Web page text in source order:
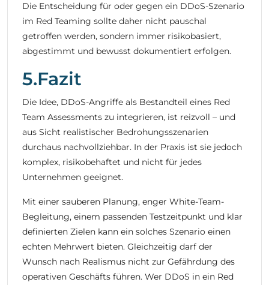
Die Entscheidung für oder gegen ein DDoS-Szenario
im Red Teaming sollte daher nicht pauschal
getroffen werden, sondern immer risikobasiert,
abgestimmt und bewusst dokumentiert erfolgen.
5.Fazit
Die Idee, DDoS-Angriffe als Bestandteil eines Red
Team Assessments zu integrieren, ist reizvoll – und
aus Sicht realistischer Bedrohungsszenarien
durchaus nachvollziehbar. In der Praxis ist sie jedoch
komplex, risikobehaftet und nicht für jedes
Unternehmen geeignet.
Mit einer sauberen Planung, enger White-Team-
Begleitung, einem passenden Testzeitpunkt und klar
definierten Zielen kann ein solches Szenario einen
echten Mehrwert bieten. Gleichzeitig darf der
Wunsch nach Realismus nicht zur Gefährdung des
operativen Geschäfts führen. Wer DDoS in ein Red